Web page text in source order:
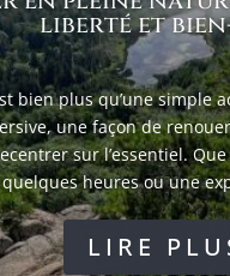
liberté et
bien plus qu’une simple
une façon de
sur l’essentiel.
quelques heures ou une
LIRE